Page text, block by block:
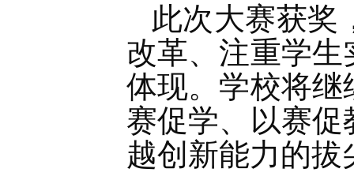
此次大赛获奖
改革、注重学
体现。学校将
赛促学、以赛
越创新能力的拔